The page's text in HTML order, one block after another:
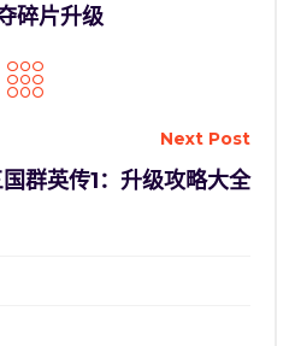
碎片升级
Next Post
群英传1：升级攻略大全